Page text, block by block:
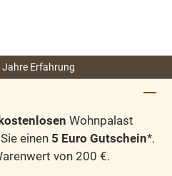
Jahre Erfahrung
kostenlosen Wohnpalast
einen 5 Euro Gutschein*.
von 200 €.